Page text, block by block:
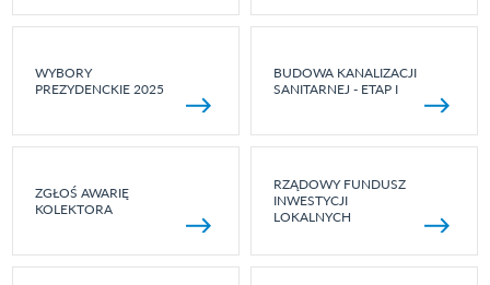
WYBORY
PREZYDENCKIE 2025
BUDOWA KANALIZACJI
SANITARNEJ - ETAP I
ZGŁOŚ AWARIĘ
KOLEKTORA
RZĄDOWY FUNDUSZ
INWESTYCJI
LOKALNYCH